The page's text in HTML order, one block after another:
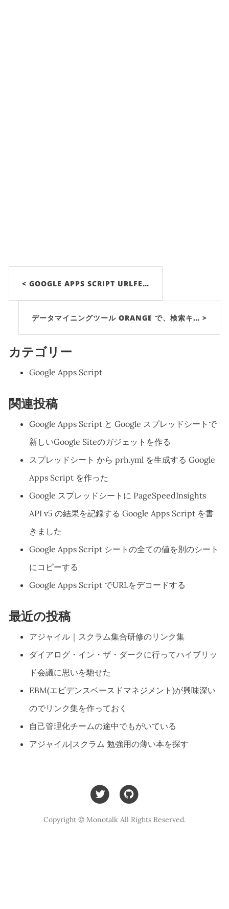
< GOOGLE APPS SCRIPT URLFE…
データマイニングツール ORANGE で、検索キ… >
カテゴリー
Google Apps Script
関連投稿
Google Apps Script と Google スプレッドシートで
新しいGoogle Siteのガジェットを作る
スプレッドシート から prh.yml を生成する Google
Apps Script を作った
Google スプレッドシートに PageSpeedInsights
API v5 の結果を記録する Google Apps Script を書
きました
Google Apps Script シートの全ての値を別のシート
にコピーする
Google Apps Script でURLをデコードする
最近の投稿
アジャイル｜スクラム集合研修のリンク集
ダイアログ・イン・ザ・ダークに行ってハイブリッ
ド会議に思いを馳せた
EBM(エビデンスベースドマネジメント)が興味深い
のでリンク集を作っておく
自己管理化チームの途中でもがいている
アジャイル|スクラム 勉強用の薄い本を探す
Copyright © Monotalk All Rights Reserved.